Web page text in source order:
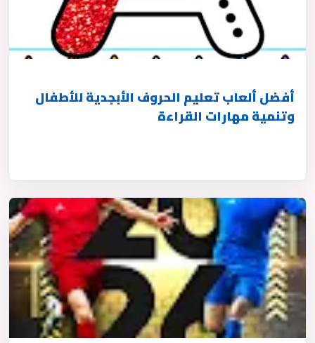
أفضل ألعاب تعليم الحروف الأبجدية للأطفال
وتنمية مهارات القراءة